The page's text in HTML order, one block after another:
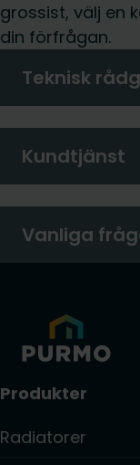
grossist, välj en
din förfrågan.
Teknisk
Kundtjänst
Vanliga
Produkter
Radiatorer